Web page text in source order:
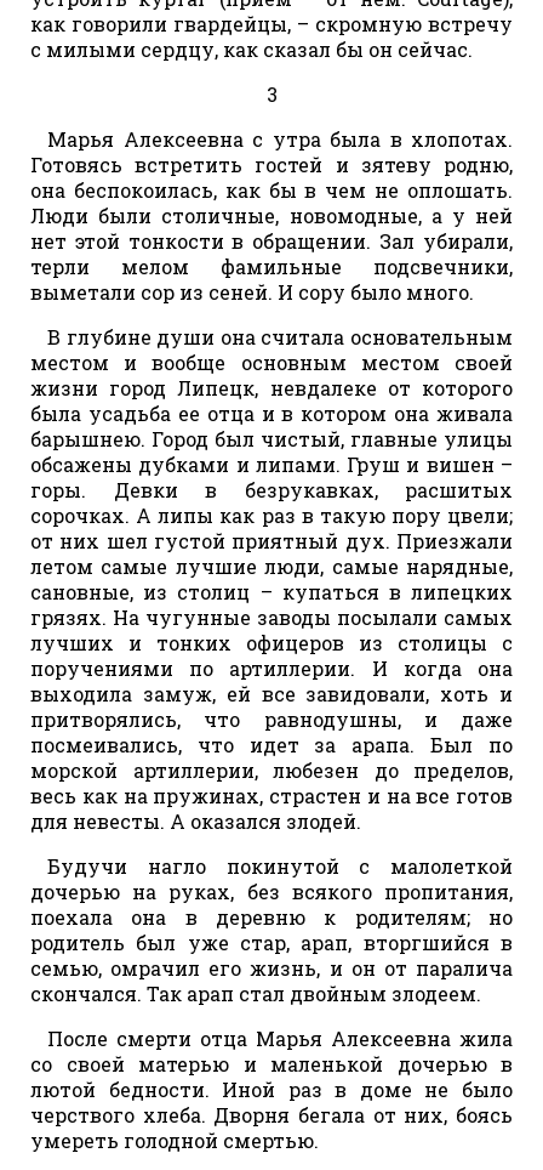
как говорили гвардейцы, – скромную встречу
с милыми сердцу, как сказал бы он сейчас.
3
Марья Алексеевна с утра была в хлопотах.
Готовясь встретить гостей и зятеву родню,
она беспокоилась, как бы в чем не оплошать.
Люди были столичные, новомодные, а у ней
нет этой тонкости в обращении. Зал убирали,
терли мелом фамильные подсвечники,
выметали сор из сеней. И сору было много.
В глубине души она считала основательным
местом и вообще основным местом своей
жизни город Липецк, невдалеке от которого
была усадьба ее отца и в котором она живала
барышнею. Город был чистый, главные улицы
обсажены дубками и липами. Груш и вишен –
горы. Девки в безрукавках, расшитых
сорочках. А липы как раз в такую пору цвели;
от них шел густой приятный дух. Приезжали
летом самые лучшие люди, самые нарядные,
сановные, из столиц – купаться в липецких
грязях. На чугунные заводы посылали самых
лучших и тонких офицеров из столицы с
поручениями по артиллерии. И когда она
выходила замуж, ей все завидовали, хоть и
притворялись, что равнодушны, и даже
посмеивались, что идет за арапа. Был по
морской артиллерии, любезен до пределов,
весь как на пружинах, страстен и на все готов
для невесты. А оказался злодей.
Будучи нагло покинутой с малолеткой
дочерью на руках, без всякого пропитания,
поехала она в деревню к родителям; но
родитель был уже стар, арап, вторгшийся в
семью, омрачил его жизнь, и он от паралича
скончался. Так арап стал двойным злодеем.
После смерти отца Марья Алексеевна жила
со своей матерью и маленькой дочерью в
лютой бедности. Иной раз в доме не было
черствого хлеба. Дворня бегала от них, боясь
умереть голодной смертью.